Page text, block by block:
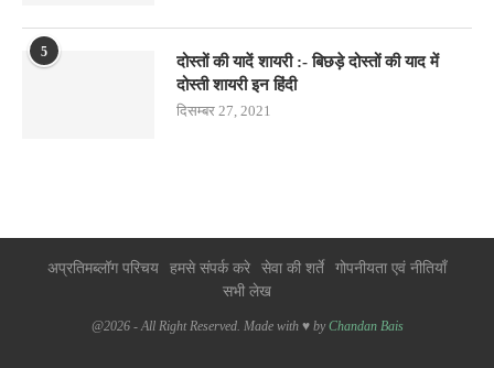
5
दोस्तों की यादें शायरी :- बिछड़े दोस्तों की याद में
दोस्ती शायरी इन हिंदी
दिसम्बर 27, 2021
अप्रतिमब्लॉग परिचय हमसे संपर्क करे सेवा की शर्ते
गोपनीयता एवं नीतियाँ
सभी लेख
@2026 - All Right Reserved. Made with ♥ byChandan Bais